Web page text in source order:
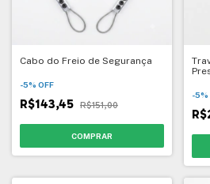
Cabo do Freio de Segurança
-5% OFF
R$143,45 R$151,00
-5%